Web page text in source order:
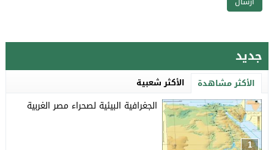
جديد
الأكثر مشاهدة الأكثر شعبية
1
الجغرافية البيئية لصحراء مصر الغربية